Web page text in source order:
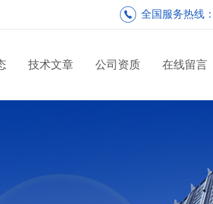
全国服务热线：
技术文章 公司资质 在线留言